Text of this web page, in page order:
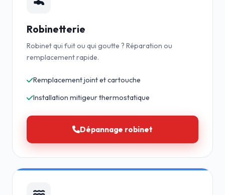
Robinetterie
Robinet qui fuit ou qui goutte ? Réparation ou
remplacement rapide.
Remplacement joint et cartouche
Installation mitigeur thermostatique
Dépannage robinet